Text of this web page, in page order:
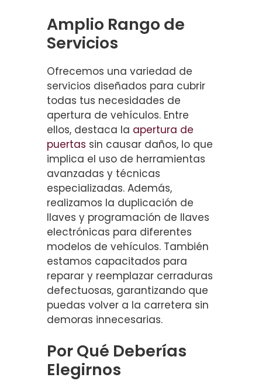
Amplio Rango de
Servicios
Ofrecemos una variedad de
servicios diseñados para cubrir
todas tus necesidades de
apertura de vehículos. Entre
ellos, destaca la apertura de
puertas sin causar daños, lo que
implica el uso de herramientas
avanzadas y técnicas
especializadas. Además,
realizamos la duplicación de
llaves y programación de llaves
electrónicas para diferentes
modelos de vehículos. También
estamos capacitados para
reparar y reemplazar cerraduras
defectuosas, garantizando que
puedas volver a la carretera sin
demoras innecesarias.
Por Qué Deberías
Elegirnos